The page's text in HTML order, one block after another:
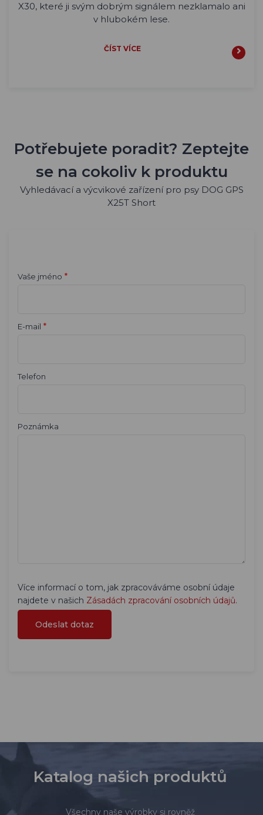
X30, které ji svým dobrým signálem nezklamalo ani
v hlubokém lese.
ČÍST VÍCE
Potřebujete poradit? Zeptejte
se na cokoliv k produktu
Vyhledávací a výcvikové zařízení pro psy DOG GPS
X25T Short
Vaše jméno *
E-mail *
Telefon
Poznámka
Více informací o tom, jak zpracováváme osobní údaje
najdete v našich Zásadách zpracování osobních údajů.
Katalog našich produktů
Všechny naše výrobky si rovněž